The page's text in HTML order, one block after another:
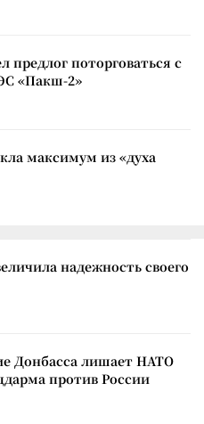
предлог поторговаться с
«Пакш-2»
максимум из «духа
надежность своего
Донбасса лишает НАТО
против России